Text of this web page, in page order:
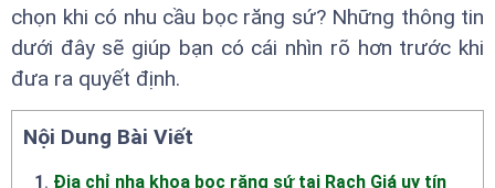
chọn khi có nhu cầu bọc răng sứ? Những thông tin
dưới đây sẽ giúp bạn có cái nhìn rõ hơn trước khi
đưa ra quyết định.
Nội Dung Bài Viết
1. Địa chỉ nha khoa bọc răng sứ tại Rạch Giá uy tín